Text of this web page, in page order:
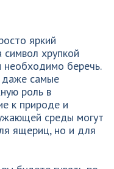
яркий
символ хрупкой
беречь.
самые
роль в
к природе и
среды могут
ящериц, но и для